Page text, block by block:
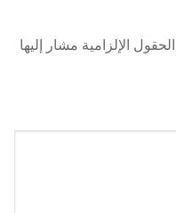
الحقول الإلزامية مشار إليها